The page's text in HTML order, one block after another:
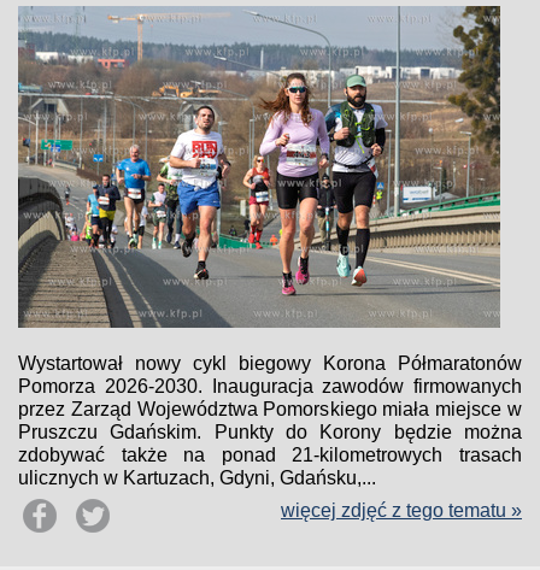
Wystartował nowy cykl biegowy Korona Półmaratonów
Pomorza 2026-2030. Inauguracja zawodów firmowanych
przez Zarząd Województwa Pomorskiego miała miejsce w
Pruszczu Gdańskim. Punkty do Korony będzie można
zdobywać także na ponad 21-kilometrowych trasach
ulicznych w Kartuzach, Gdyni, Gdańsku,...
więcej zdjęć z tego tematu »